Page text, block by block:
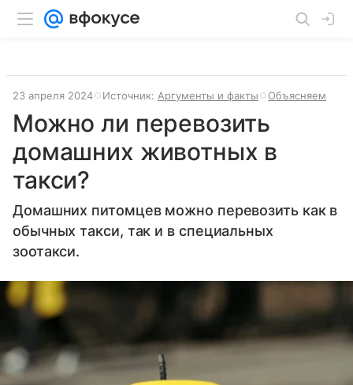
23 апреля 2024 Источник: Аргументы и факты Объясняем
Можно ли перевозить
домашних животных в
такси?
Домашних питомцев можно перевозить как в
обычных такси, так и в специальных
зоотакси.